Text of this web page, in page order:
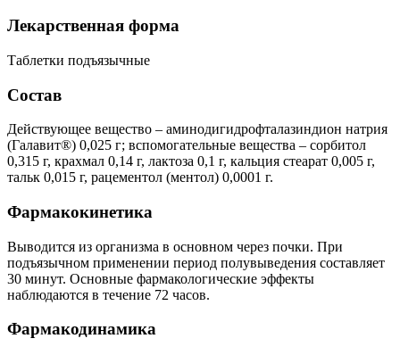
Лекарственная форма
Таблетки подъязычные
Состав
Действующее вещество – аминодигидрофталазиндион натрия
(Галавит®) 0,025 г; вспомогательные вещества – сорбитол
0,315 г, крахмал 0,14 г, лактоза 0,1 г, кальция стеарат 0,005 г,
тальк 0,015 г, рацементол (ментол) 0,0001 г.
Фармакокинетика
Выводится из организма в основном через почки. При
подъязычном применении период полувыведения составляет
30 минут. Основные фармакологические эффекты
наблюдаются в течение 72 часов.
Фармакодинамика